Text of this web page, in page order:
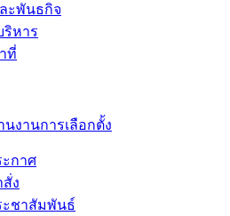
ะพันธกิจ
ริหาร
ที่
งานการเลือกตั้ง
ะกาศ
สั่ง
ะชาสัมพันธ์